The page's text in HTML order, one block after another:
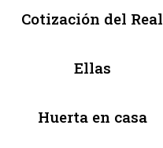
Cotización del Real
Ellas
Huerta en casa